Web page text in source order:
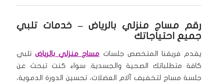
رقم مساج منزلي بالرياض – خدمات تلبي
جميع احتياجاتك
يقدم فريقنا المتخصص جلسات مساج منزلي بالرياض تلبي
كافة متطلباتك الصحية والجسدية. سواء كنت تبحث عن
جلسة مساج لتخفيف آلام العضلات، تحسين الدورة الدموية،